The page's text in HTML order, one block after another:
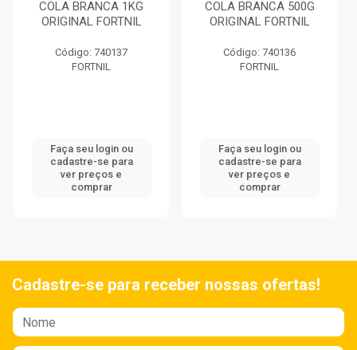
COLA BRANCA 1KG
ORIGINAL FORTNIL
Código: 740137
FORTNIL
Faça seu login ou
cadastre-se para
ver preços e
comprar
COLA BRANCA 500G
ORIGINAL FORTNIL
Código: 740136
FORTNIL
Faça seu login ou
cadastre-se para
ver preços e
comprar
Cadastre-se para receber nossas ofertas!